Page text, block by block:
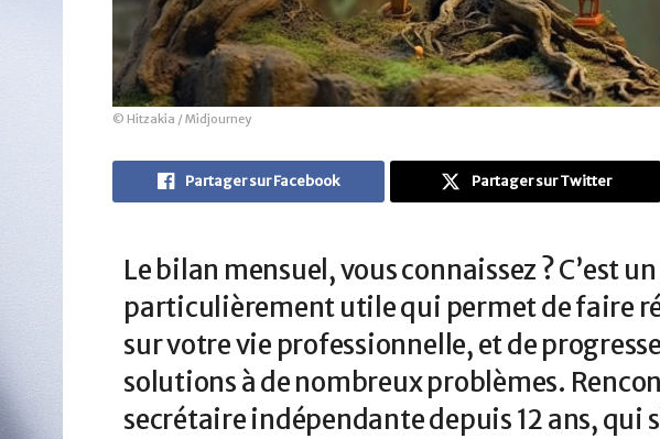
© Hitzakia / Midjourney
Partager sur Facebook Partager sur Twitter
Le bilan mensuel, vous connaissez ? C’est
particulièrement utile qui permet de faire
sur votre vie professionnelle, et de
solutions à de nombreux problèmes.
secrétaire indépendante depuis 12 ans, qui